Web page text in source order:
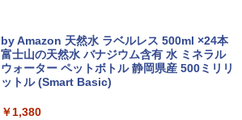
Anker Soundcore P31i ブラック
￥5,990
BRUCE WAYNE feat. Flo Milli, ATL Jacob
[Explicit]
￥250
by Amazon 天然水 ラベルレス 500ml ×24本
富士山の天然水 バナジウム含有 水 ミネラル
ウォーター ペットボトル 静岡県産 500ミリリ
ットル (Smart Basic)
￥1,380